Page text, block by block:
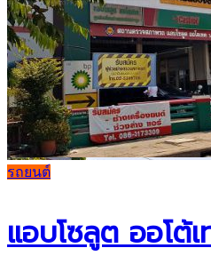
รถยนต์
แอบโซลูต ออโต้